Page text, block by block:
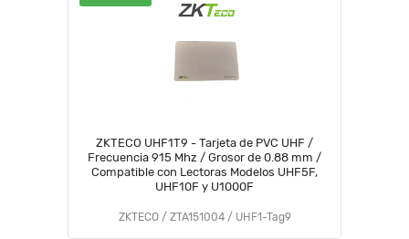
ZKTECO UHF1T9 - Tarjeta de PVC UHF /
Frecuencia 915 Mhz / Grosor de 0.88 mm /
Compatible con Lectoras Modelos UHF5F,
UHF10F y U1000F
ZKTECO / ZTA151004 / UHF1-Tag9